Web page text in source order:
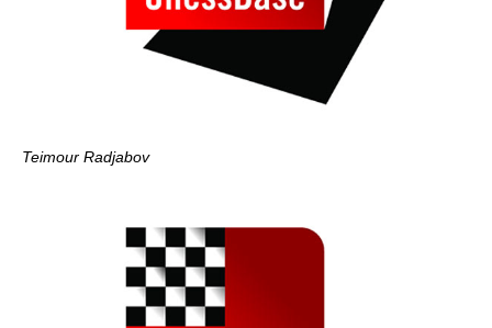
Teimour Radjabov